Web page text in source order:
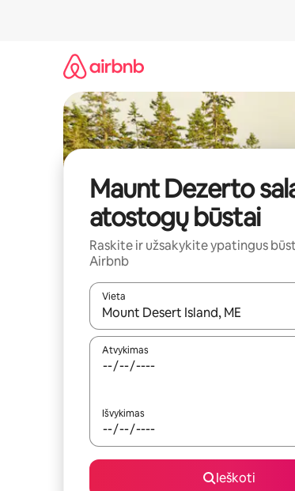
Maunt Dezerto
atostogų būstai
Raskite ir užsakykite ypatingus
Airbnb
Vieta
Kai pasirodys paieškos rezultatai,
Atvykimas
Išvykimas
Ieškoti